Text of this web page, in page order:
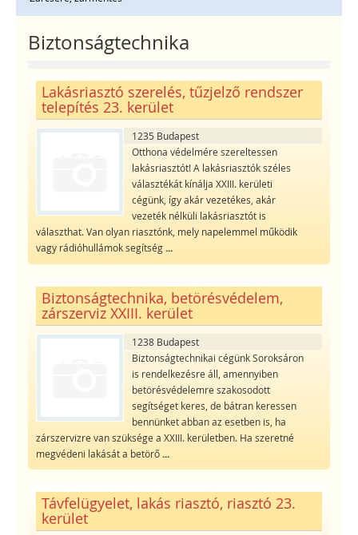
Biztonságtechnika
Lakásriasztó szerelés, tűzjelző rendszer
telepítés 23. kerület
1235 Budapest
Otthona védelmére szereltessen
lakásriasztót! A lakásriasztók széles
választékát kínálja XXIII. kerületi
cégünk, így akár vezetékes, akár
vezeték nélküli lakásriasztót is
választhat. Van olyan riasztónk, mely napelemmel működik
vagy rádióhullámok segítség...
Biztonságtechnika, betörésvédelem,
zárszerviz XXIII. kerület
1238 Budapest
Biztonságtechnikai cégünk Soroksáron
is rendelkezésre áll, amennyiben
betörésvédelemre szakosodott
segítséget keres, de bátran keressen
bennünket abban az esetben is, ha
zárszervizre van szüksége a XXIII. kerületben. Ha szeretné
megvédeni lakását a betörő...
Távfelügyelet, lakás riasztó, riasztó 23.
kerület